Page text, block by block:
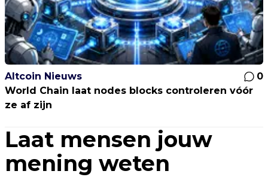
Altcoin Nieuws
0
World Chain laat nodes blocks controleren vóór
ze af zijn
Laat mensen jouw
mening weten